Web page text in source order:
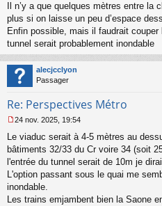
g
e
n
o
n
l
u
Il n’y a que quelques mètres entre la
plus si on laisse un peu d’espace
Enfin possible, mais il faudrait couper
tunnel serait probablement inondable
alecjcclyon
Passager
Re: Perspectives Métro
e
s
s
g
e
n
24 nov. 2025, 19:54
Le viaduc serait à 4-5 mètres au
bâtiments 32/33 du Cr voire 34 (soit
l'entrée du tunnel serait de 10m je
L'option passant sous le quai me
inondable.
Les trains emjambent bien la Saone